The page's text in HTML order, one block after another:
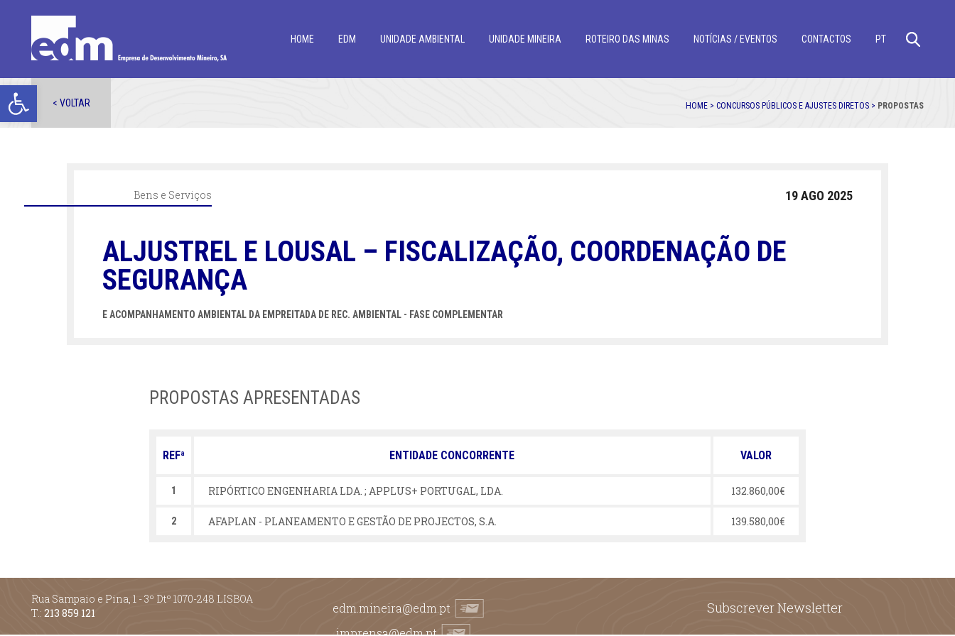
Open toolbar
HOME EDM UNIDADE AMBIENTAL UNIDADE MINEIRA ROTEIRO DAS MINAS NOTÍCIAS / EVENTOS CONTACTOS PT
< VOLTAR HOME > CONCURSOS PÚBLICOS E AJUSTES DIRETOS > PROPOSTAS
Bens e Serviços 19 AGO 2025
ALJUSTREL E LOUSAL – FISCALIZAÇÃO, COORDENAÇÃO DE
SEGURANÇA
E ACOMPANHAMENTO AMBIENTAL DA EMPREITADA DE REC. AMBIENTAL - FASE COMPLEMENTAR
PROPOSTAS APRESENTADAS
REFª ENTIDADE CONCORRENTE VALOR
1 RIPÓRTICO ENGENHARIA LDA. ; APPLUS+ PORTUGAL, LDA. 132.860,00€
2 AFAPLAN - PLANEAMENTO E GESTÃO DE PROJECTOS, S.A. 139.580,00€
Rua Sampaio e Pina, 1 - 3º Dtº 1070-248 LISBOA
T.: 213 859 121
edm.mineira@edm.pt
imprensa@edm.pt
Subscrever Newsletter